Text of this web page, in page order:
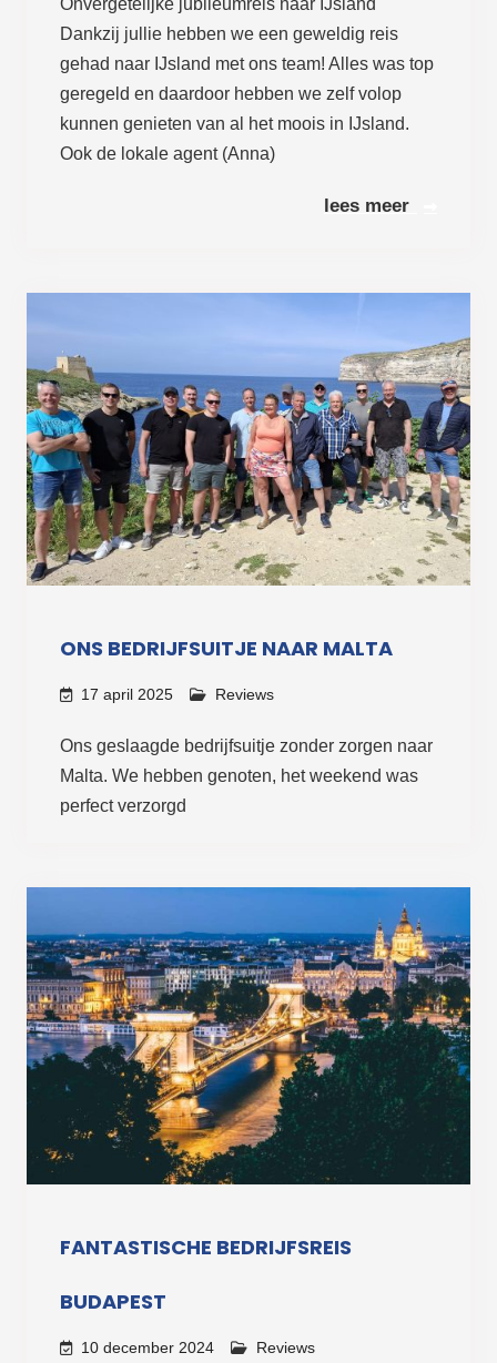
Dankzij jullie hebben we een geweldig reis
gehad naar IJsland met ons team! Alles was top
geregeld en daardoor hebben we zelf volop
kunnen genieten van al het moois in IJsland.
Ook de lokale agent (Anna)
ONS BEDRIJFSUITJE NAAR MALTA
17 april 2025 Reviews
Ons geslaagde bedrijfsuitje zonder zorgen naar
Malta. We hebben genoten, het weekend was
perfect verzorgd
FANTASTISCHE BEDRIJFSREIS
BUDAPEST
10 december 2024 Reviews